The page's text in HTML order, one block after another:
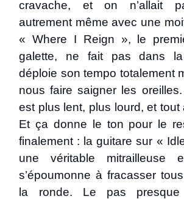
cravache, et on n’allait
autrement même avec une
« Where I Reign », le
galette, ne fait pas dans
déploie son tempo totalement
nous faire saigner les
est plus lent, plus lourd, et tout
Et ça donne le ton pour le
finalement : la guitare sur «
une véritable mitrailleuse
s’époumonne à fracasser
la ronde. Le pas presque